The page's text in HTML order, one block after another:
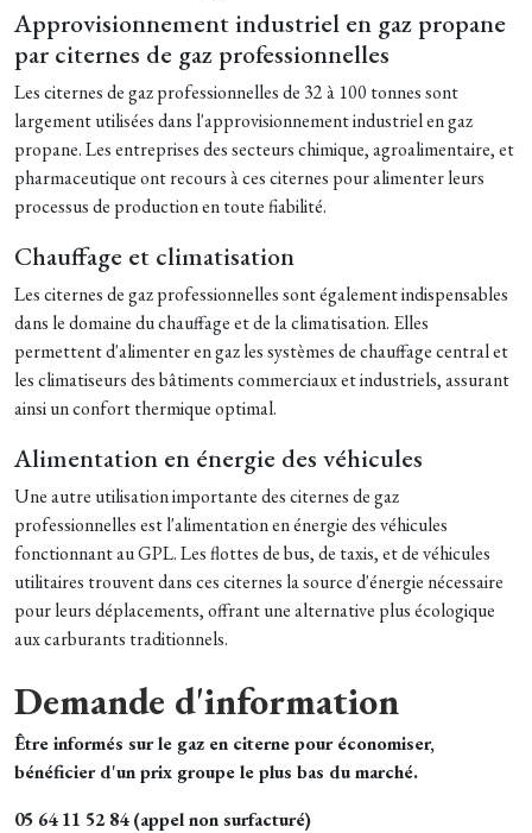
Approvisionnement industriel en gaz propane
par citernes de gaz professionnelles
Les citernes de gaz professionnelles de 32 à 100 tonnes sont
largement utilisées dans l'approvisionnement industriel en gaz
propane. Les entreprises des secteurs chimique, agroalimentaire, et
pharmaceutique ont recours à ces citernes pour alimenter leurs
processus de production en toute fiabilité.
Chauffage et climatisation
Les citernes de gaz professionnelles sont également indispensables
dans le domaine du chauffage et de la climatisation. Elles
permettent d'alimenter en gaz les systèmes de chauffage central et
les climatiseurs des bâtiments commerciaux et industriels, assurant
ainsi un confort thermique optimal.
Alimentation en énergie des véhicules
Une autre utilisation importante des citernes de gaz
professionnelles est l'alimentation en énergie des véhicules
fonctionnant au GPL. Les flottes de bus, de taxis, et de véhicules
utilitaires trouvent dans ces citernes la source d'énergie nécessaire
pour leurs déplacements, offrant une alternative plus écologique
aux carburants traditionnels.
Demande d'information
Être informés sur le gaz en citerne pour économiser,
bénéficier d'un prix groupe le plus bas du marché.
05 64 11 52 84 (appel non surfacturé)